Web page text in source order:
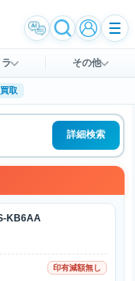
ラ その他
取
詳細検索
KB6AA
印有減額無し